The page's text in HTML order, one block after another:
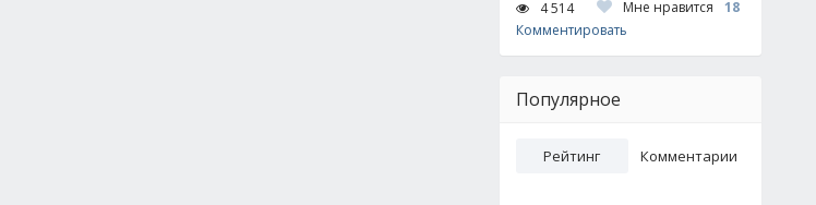
4 514 Мне нравится
18
Комментировать
Популярное
Рейтинг Комментарии